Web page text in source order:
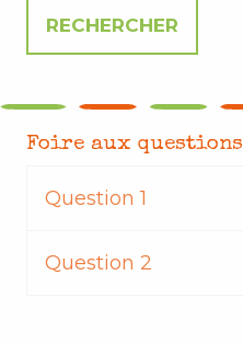
Foire aux questions
Question 1
Question 2